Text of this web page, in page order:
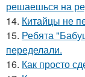
решаешься на
14. Китайцы не
15. Ребята
переделали.
16. Как просто